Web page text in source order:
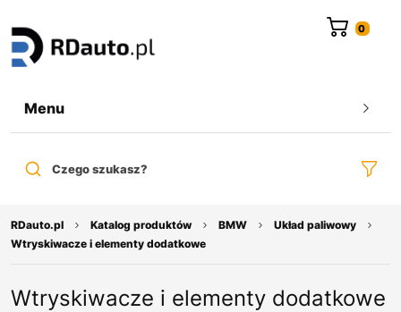
Menu
Czego szukasz?
RDauto.pl Katalog produktów BMW
Układ paliwowy
Wtryskiwacze i elementy dodatkowe
Wtryskiwacze i elementy dodatkowe